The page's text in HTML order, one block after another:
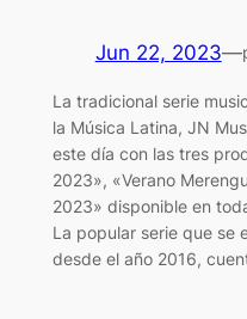
Jun 22, 2023—
La tradicional serie
la Música Latina, JN
este día con las tres
2023», «Verano
2023» disponible en
La popular serie que se
desde el año 2016,